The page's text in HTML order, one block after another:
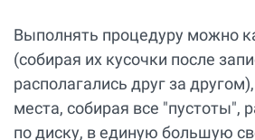
Выполнять процедуру можно
(собирая их кусочки после
располагались друг за
места, собирая все "пустоты",
по диску, в единую большую